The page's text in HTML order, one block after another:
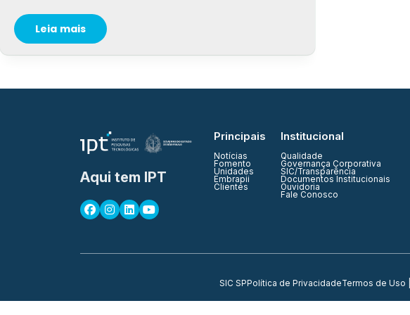
Leia mais
Aqui tem IPT
Principais
Notícias
Fomento
Unidades
Embrapii
Clientes
Institucional
Qualidade
Governança Corporativa
SIC/Transparência
Documentos Institucionais
Ouvidoria
Fale Conosco
SIC SPPolítica de PrivacidadeTermos de Uso